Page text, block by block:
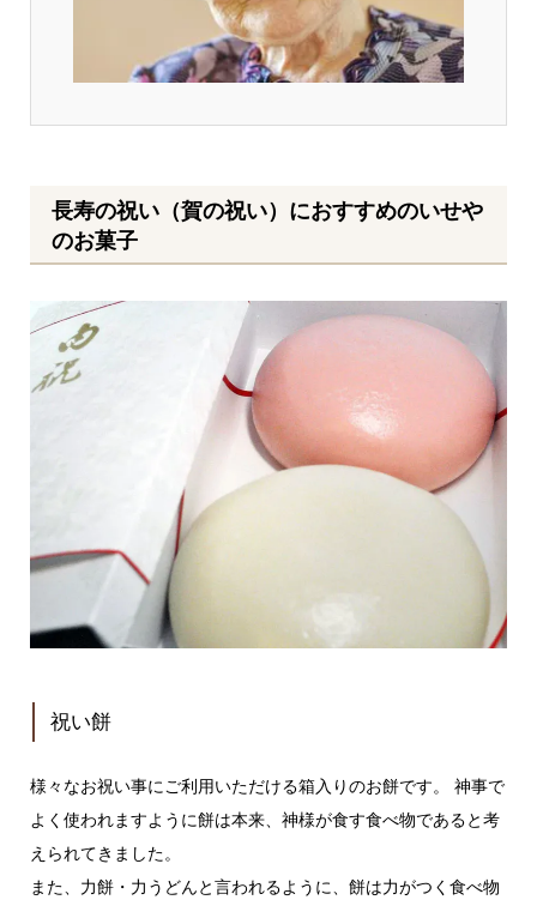
長寿の祝い（賀の祝い）におすすめのいせや
のお菓子
祝い餅
様々なお祝い事にご利用いただける箱入りのお餅です。 神事で
よく使われますように餅は本来、神様が食す食べ物であると考
えられてきました。
また、力餅・力うどんと言われるように、餅は力がつく食べ物